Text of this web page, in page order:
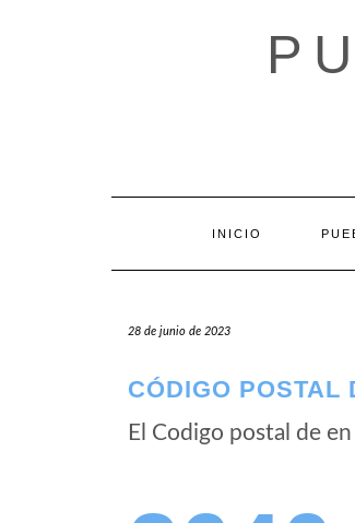
INICIO
28 de junio de 2023
CÓDIGO POSTAL
El Codigo postal de